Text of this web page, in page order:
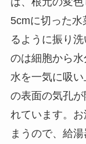
5cmに切った
るように振り
のは細胞から
水を一気に吸
の表面の気孔
れています。
まうので、給